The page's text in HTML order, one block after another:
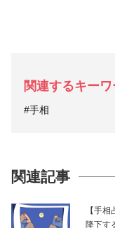
関連するキーワ
#手相
関連記事
【手
降下す